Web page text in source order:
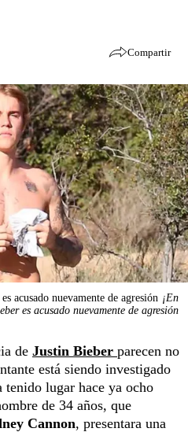
Compartir
acusado nuevamente de agresión ¡En
es acusado nuevamente de agresión
de Justin Bieber parecen no
está siendo investigado
tenido lugar hace ya ocho
de 34 años, que
Cannon, presentara una